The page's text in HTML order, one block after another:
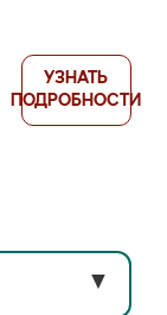
УЗНАТЬ
ПОДРОБНОСТИ
▼